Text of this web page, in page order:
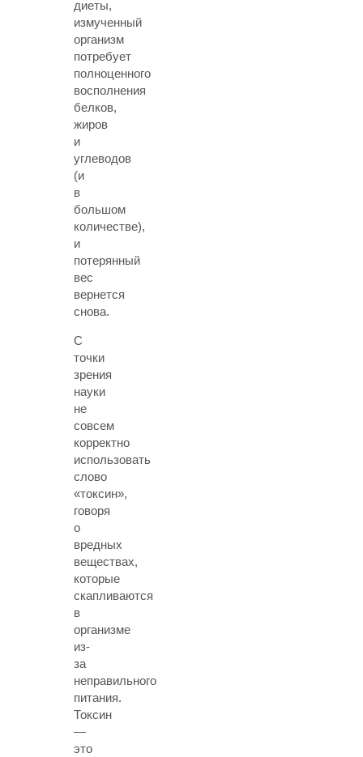
диеты,
измученный
организм
потребует
полноценного
восполнения
белков,
жиров
и
углеводов
(и
в
большом
количестве),
и
потерянный
вес
вернется
снова.
С
точки
зрения
науки
не
совсем
корректно
использовать
слово
«токсин»,
говоря
о
вредных
веществах,
которые
скапливаются
в
организме
из-
за
неправильного
питания.
Токсин
—
это